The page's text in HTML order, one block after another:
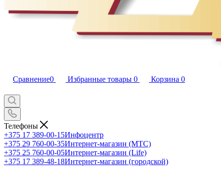
Сравнение0 Избранные товары 0 Корзина 0
Телефоны
+375 17 389-00-15Инфоцентр
+375 29 760-00-35Интернет-магазин (МТС)
+375 25 760-00-05Интернет-магазин (Life)
+375 17 389-48-18Интернет-магазин (городской)